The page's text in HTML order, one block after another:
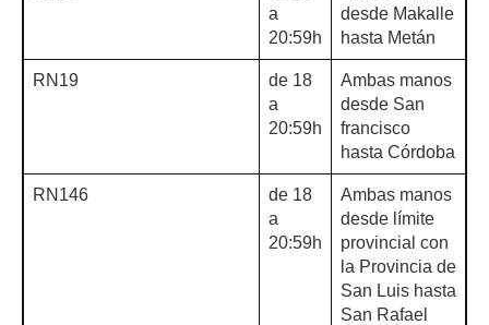
a
20:59h
desde Makalle
hasta Metán
RN19
de 18
a
20:59h
Ambas manos
desde San
francisco
hasta Córdoba
RN146
de 18
a
20:59h
Ambas manos
desde límite
provincial con
la Provincia de
San Luis hasta
San Rafael